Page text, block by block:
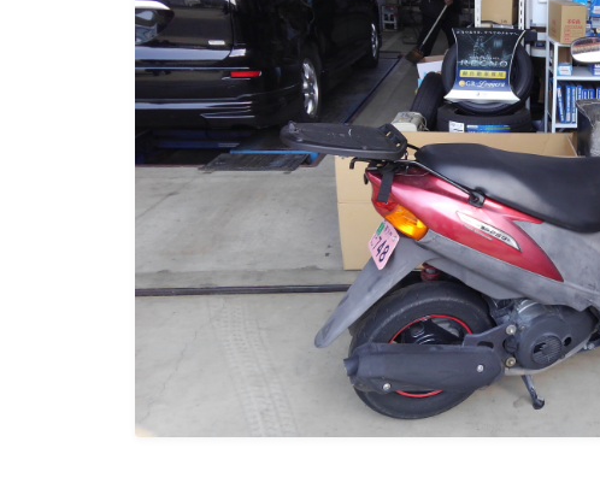
・杉浦かおるのバイク遍歴
・バイクアイテムレビュー
・PCX(JK05）
・W800
・北海道ツーリング